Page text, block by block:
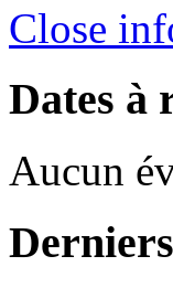
Close
Dates à
Aucun